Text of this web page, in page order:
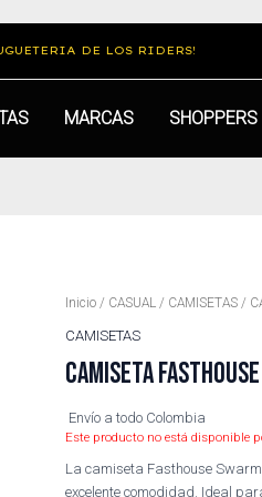
DE LOS RIDERS!
MARCAS SHOPPERS
Inicio / CASUAL / CAMISETAS /
CAMISETAS
CAMISETA
Envío a todo Colombia
Este producto no está disponible
La camiseta Fasthouse
excelente comodidad. Ideal